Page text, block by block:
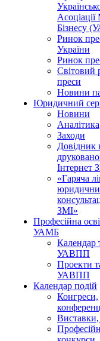
Асоціації
Бізнесу
Ринок
України
Ринок
Світовий
преси
Новини
Юридичний
Новини
Аналітика
Заходи
Довідник
Інтернет
«Гаряча
ЗМІ»
Професійна
УАМБ
Календар
УАВПП
Проекти
УАВПП
Календар подій
Конгреси,